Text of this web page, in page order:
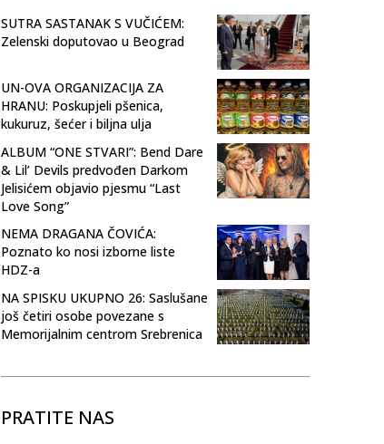
SUTRA SASTANAK S VUČIĆEM:
Zelenski doputovao u Beograd
UN-OVA ORGANIZACIJA ZA
HRANU: Poskupjeli pšenica,
kukuruz, šećer i biljna ulja
ALBUM “ONE STVARI”: Bend Dare
& Lil’ Devils predvođen Darkom
Jelisićem objavio pjesmu “Last
Love Song”
NEMA DRAGANA ČOVIĆA:
Poznato ko nosi izborne liste
HDZ-a
NA SPISKU UKUPNO 26: Saslušane
još četiri osobe povezane s
Memorijalnim centrom Srebrenica
PRATITE NAS